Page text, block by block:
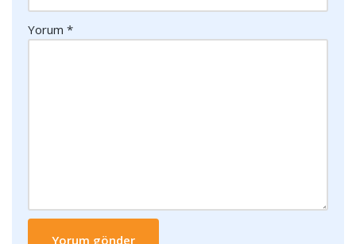
Yorum *